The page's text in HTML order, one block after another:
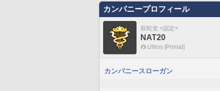
カンパニープロフィール
双蛇党 <認定>
NAT20
Ultros [Primal]
カンパニースローガン